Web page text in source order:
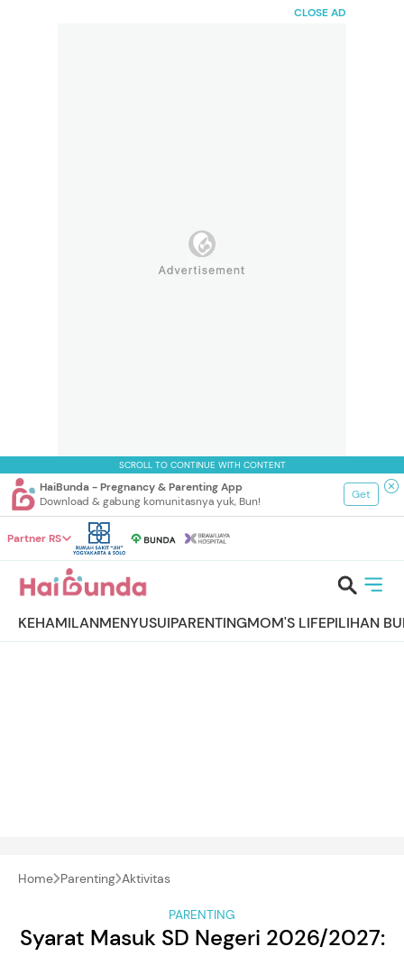
CLOSE AD
SCROLL TO CONTINUE WITH CONTENT
HaiBunda - Pregnancy & Parenting App
Download & gabung komunitasnya yuk, Bun!
Get
Partner RS
KEHAMILANMENYUSUIPARENTINGMOM'S LIFEPILIHAN
Home Parenting Aktivitas
PARENTING
Syarat Masuk SD Negeri 2026/2027: